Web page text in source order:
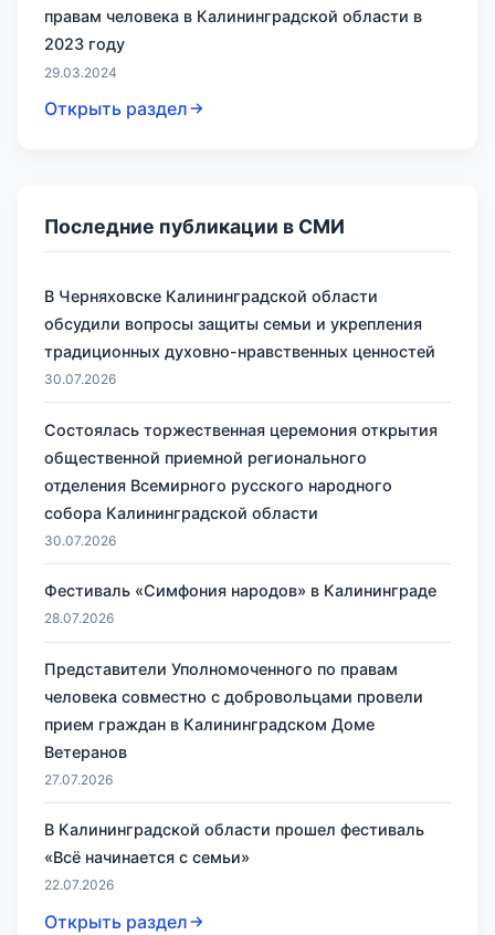
правам человека в Калининградской области в
2023 году
29.03.2024
Открыть раздел
Последние публикации в СМИ
В Черняховске Калининградской области
обсудили вопросы защиты семьи и укрепления
традиционных духовно-нравственных ценностей
30.07.2026
Состоялась торжественная церемония открытия
общественной приемной регионального
отделения Всемирного русского народного
собора Калининградской области
30.07.2026
Фестиваль «Симфония народов» в Калининграде
28.07.2026
Представители Уполномоченного по правам
человека совместно с добровольцами провели
прием граждан в Калининградском Доме
Ветеранов
27.07.2026
В Калининградской области прошел фестиваль
«Всё начинается с семьи»
22.07.2026
Открыть раздел